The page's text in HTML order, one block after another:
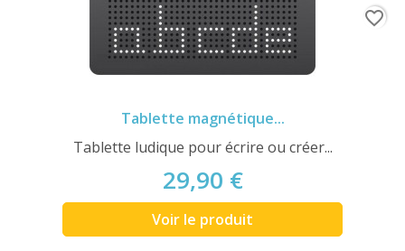
Tablette magnétique...
Tablette ludique pour écrire ou créer...
29,90 €
Voir le produit
favorite_border